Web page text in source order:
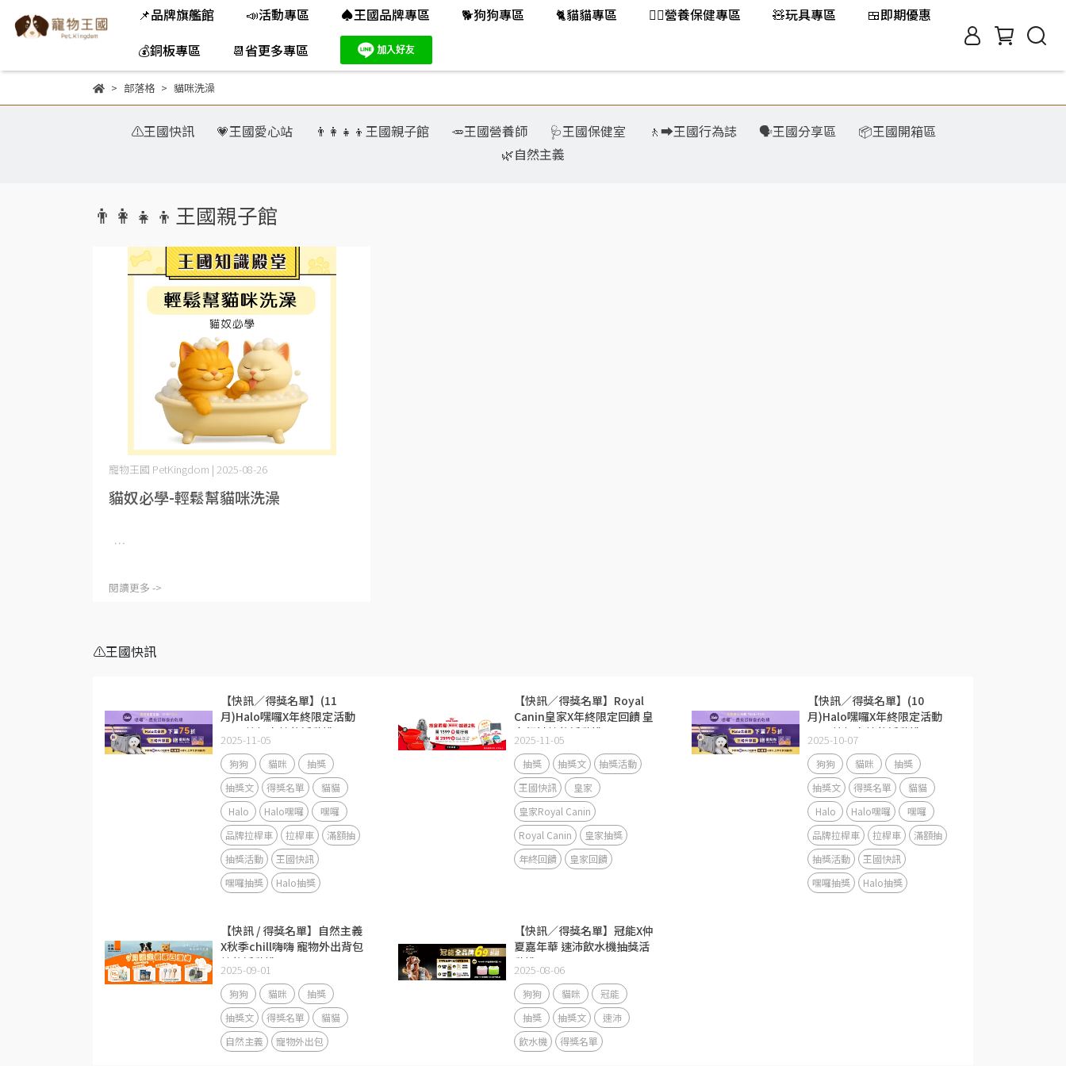
📌品牌旗艦館 📣活動專區 ♠王國品牌專區 🐕️狗狗專區 🐈️貓貓專區 👨‍⚕️營養保健專區 🧸玩具專區
🍱即期優惠
💰銅板專區
📆省更多專區
部落格 貓咪洗澡
⚠️王國快訊 💗王國愛心站 👨‍👩‍👧‍👦王國親子館 🥕王國營養師 🩺王國保健室 🚶‍➡️王國行為誌 🗣️王國分享區
📦王國開箱區
🌿自然主義
👨‍👩‍👧‍👦王國親子館
貓奴必學-輕鬆幫貓咪洗澡
寵物王國 PetKingdom | 2025-08-26
⋯
閱讀更多 ->
⚠️王國快訊
【快訊／得獎名單】(11
月)Halo嘿囉X年終限定活動
Halo拉桿車抽獎活動說明
2025-11-05
狗狗 貓咪
抽獎
抽獎文
得獎名單
貓貓
Halo
Halo嘿囉
嘿囉
品牌拉桿車
拉桿車
滿額抽
抽獎活動
王國快訊
嘿囉抽獎
Halo抽獎
【快訊／得獎名單】Royal
Canin皇家X年終限定回饋 皇
家飼料抽獎活動說明
2025-11-05
抽獎 抽獎文
抽獎活動
王國快訊
皇家
皇家Royal Canin
Royal Canin
皇家抽獎
年終回饋
皇家回饋
【快訊／得獎名單】(10
月)Halo嘿囉X年終限定活動
Halo拉桿車抽獎活動說明
2025-10-07
狗狗 貓咪
抽獎
抽獎文
得獎名單
貓貓
Halo
Halo嘿囉
嘿囉
品牌拉桿車
拉桿車
滿額抽
抽獎活動
王國快訊
嘿囉抽獎
Halo抽獎
【快訊 / 得獎名單】自然主義
X秋季chill嗨嗨 寵物外出背包
抽獎活動說明
2025-09-01
狗狗 貓咪
抽獎
抽獎文
得獎名單
貓貓
自然主義
寵物外出包
【快訊／得獎名單】冠能X仲
夏嘉年華 速沛飲水機抽獎活
動說明
2025-08-06
狗狗 貓咪
冠能
抽獎
抽獎文
速沛
飲水機
得獎名單